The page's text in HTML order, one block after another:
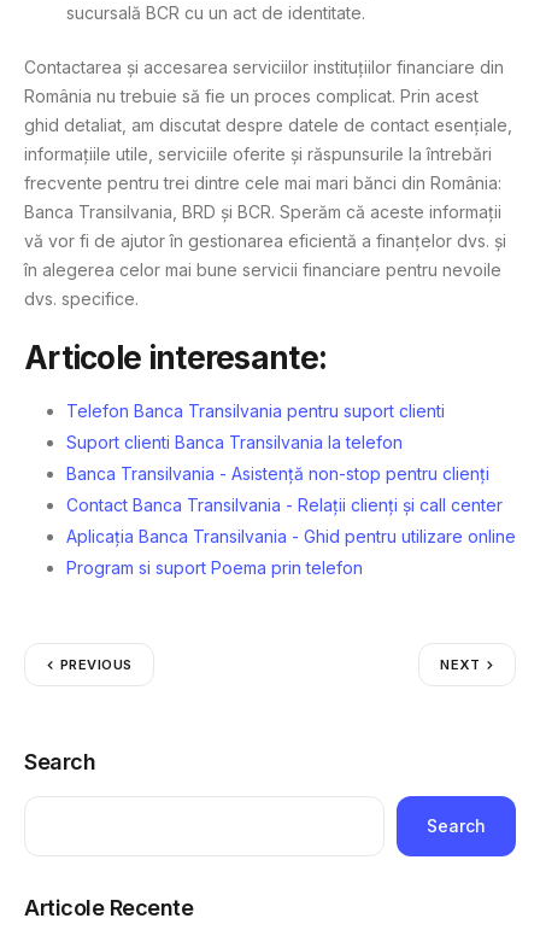
sucursală BCR cu un act de identitate.
Contactarea și accesarea serviciilor instituțiilor financiare din
România nu trebuie să fie un proces complicat. Prin acest
ghid detaliat, am discutat despre datele de contact esențiale,
informațiile utile, serviciile oferite și răspunsurile la întrebări
frecvente pentru trei dintre cele mai mari bănci din România:
Banca Transilvania, BRD și BCR. Sperăm că aceste informații
vă vor fi de ajutor în gestionarea eficientă a finanțelor dvs. și
în alegerea celor mai bune servicii financiare pentru nevoile
dvs. specifice.
Articole interesante:
Telefon Banca Transilvania pentru suport clienti
Suport clienti Banca Transilvania la telefon
Banca Transilvania - Asistență non-stop pentru clienți
Contact Banca Transilvania - Relații clienți și call center
Aplicația Banca Transilvania - Ghid pentru utilizare online
Program si suport Poema prin telefon
PREVIOUS NEXT
Search
Search
Articole Recente